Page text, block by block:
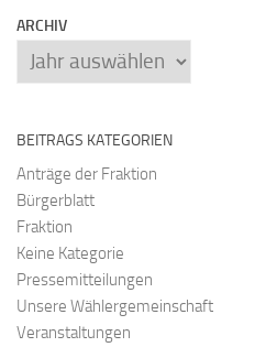
ARCHIV
Archiv
BEITRAGS KATEGORIEN
Anträge der Fraktion
Bürgerblatt
Fraktion
Keine Kategorie
Pressemitteilungen
Unsere Wählergemeinschaft
Veranstaltungen